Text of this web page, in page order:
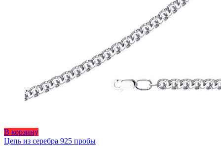
В корзинуЭтот
товар
Цепь из серебра 925 пробы